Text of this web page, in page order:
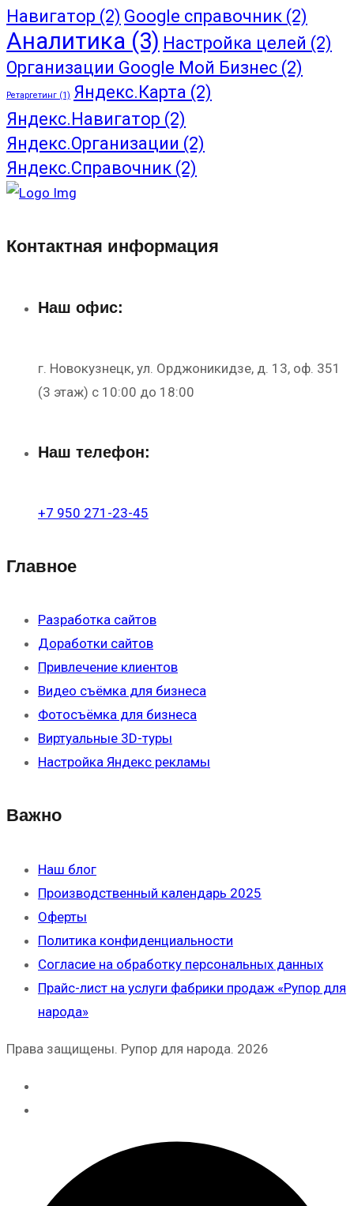
Навигатор (2) Google справочник (2)
Аналитика (3) Настройка целей (2)
Организации Google Мой Бизнес (2)
Ретаргетинг (1) Яндекс.Карта (2)
Яндекс.Навигатор (2)
Яндекс.Организации (2)
Яндекс.Справочник (2)
Контактная информация
Наш офис:
г. Новокузнецк, ул. Орджоникидзе, д. 13, оф. 351
(3 этаж) с 10:00 до 18:00
Наш телефон:
+7 950 271-23-45
Главное
Разработка сайтов
Доработки сайтов
Привлечение клиентов
Видео съёмка для бизнеса
Фотосъёмка для бизнеса
Виртуальные 3D-туры
Настройка Яндекс рекламы
Важно
Наш блог
Производственный календарь 2025
Оферты
Политика конфиденциальности
Согласие на обработку персональных данных
Прайс-лист на услуги фабрики продаж «Рупор для
народа»
Права защищены. Рупор для народа. 2026